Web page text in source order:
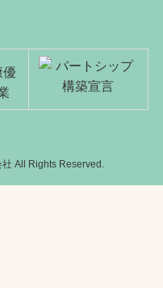
All Rights Reserved.